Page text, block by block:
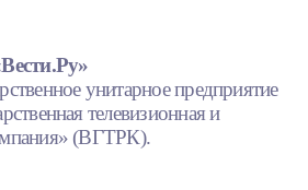
унитарное предприятие
телевизионная и
(ВГТРК).